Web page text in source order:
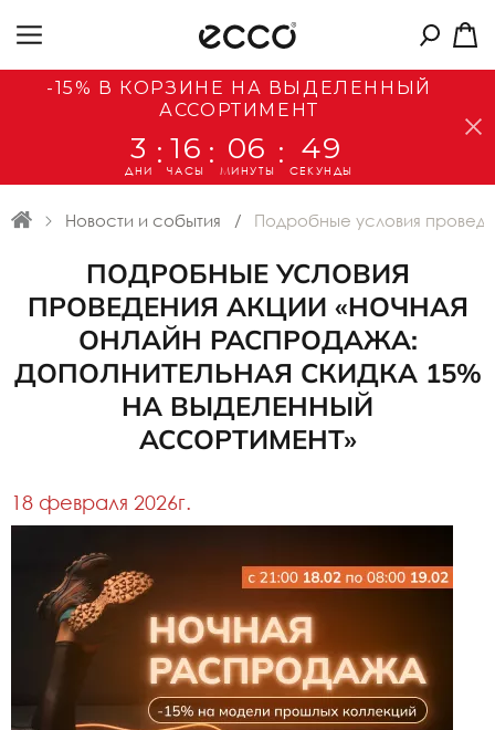
-15% В КОРЗИНЕ НА ВЫДЕЛЕННЫЙ
АССОРТИМЕНТ
3
ДНИ
: 16
ЧАСЫ
: 06
МИНУТЫ
: 49
СЕКУНДЫ
Новости и события Подробные условия
ПОДРОБНЫЕ УСЛОВИЯ
ПРОВЕДЕНИЯ АКЦИИ «НОЧНАЯ
ОНЛАЙН РАСПРОДАЖА:
ДОПОЛНИТЕЛЬНАЯ СКИДКА 15%
НА ВЫДЕЛЕННЫЙ
АССОРТИМЕНТ»
18 февраля 2026г.